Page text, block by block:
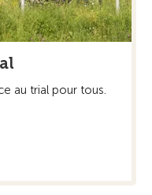
au trial pour tous.